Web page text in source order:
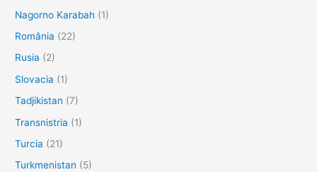
Nagorno Karabah (1)
România (22)
Rusia (2)
Slovacia (1)
Tadjikistan (7)
Transnistria (1)
Turcia (21)
Turkmenistan (5)